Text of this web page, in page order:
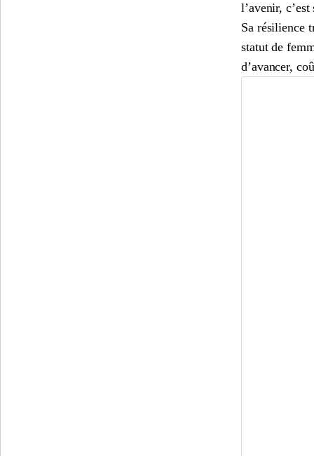
l’avenir,
Sa résilience
statut de
d’avancer,